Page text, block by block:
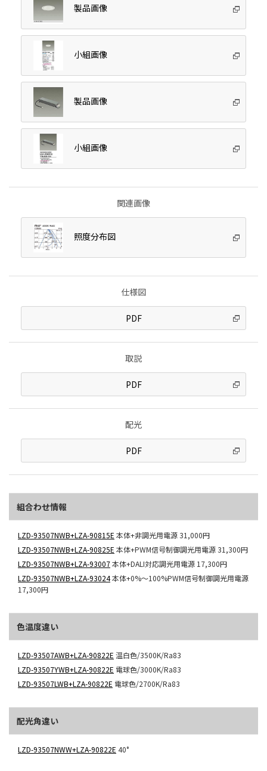
製品画像
小組画像
製品画像
小組画像
関連画像
照度分布図
仕様図
PDF
取説
PDF
配光
PDF
組合わせ情報
LZD-93507NWB+LZA-90815E 本体+非調光用電源31,000円
LZD-93507NWB+LZA-90825E 本体+PWM信号制御調光用電源31,300円
LZD-93507NWB+LZA-93007本体+DALI対応調光用電源 17,300円
LZD-93507NWB+LZA-93024本体+0%～100%PWM信号制御調光用電源
17,300円
色温度違い
LZD-93507AWB+LZA-90822E 温白色/3500K/Ra83
LZD-93507YWB+LZA-90822E 電球色/3000K/Ra83
LZD-93507LWB+LZA-90822E 電球色/2700K/Ra83
配光角違い
LZD-93507NWW+LZA-90822E 40°